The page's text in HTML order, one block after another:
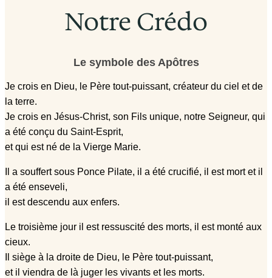
Notre Crédo
Le symbole des Apôtres
Je crois en Dieu, le Père tout-puissant, créateur du ciel et de
la terre.
Je crois en Jésus-Christ, son Fils unique, notre Seigneur, qui
a été conçu du Saint-Esprit,
et qui est né de la Vierge Marie.
Il a souffert sous Ponce Pilate, il a été crucifié, il est mort et il
a été enseveli,
il est descendu aux enfers.
Le troisième jour il est ressuscité des morts, il est monté aux
cieux.
Il siège à la droite de Dieu, le Père tout-puissant,
et il viendra de là juger les vivants et les morts.